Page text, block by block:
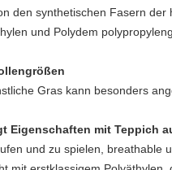
den synthetischen Fasern
und Polydem
Gras kann besonders
Eigenschaften mit Teppich
und zu spielen, breathable